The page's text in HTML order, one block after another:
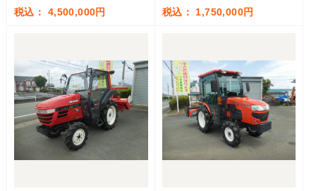
税込： 4,500,000円
税込： 1,750,000円